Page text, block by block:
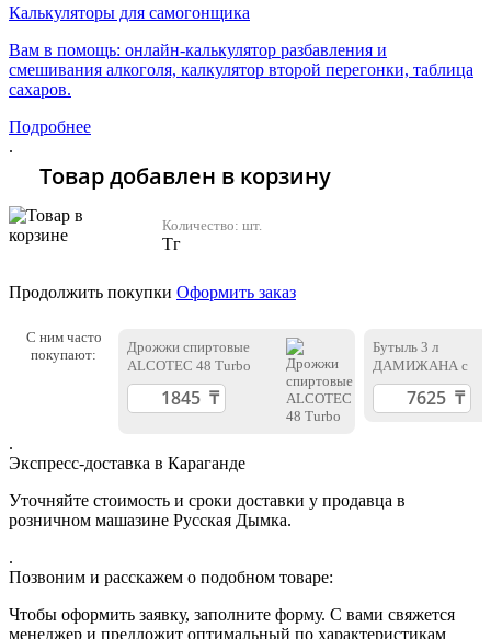
Калькуляторы для самогонщика
Вам в помощь: онлайн-калькулятор разбавления и
смешивания алкоголя, калкулятор второй перегонки, таблица
сахаров.
Подробнее
.
Товар добавлен в корзину
Количество: шт.
Тг
Продолжить покупки Оформить заказ
С ним часто
покупают:
Дрожжи спиртовые
ALCOTEC 48 Turbo
Бутыль 3 л
ДАМИЖАНА с
пробкой
.
Экспресс-доставка в Караганде
Уточняйте стоимость и сроки доставки у продавца в
розничном машазине Русская Дымка.
.
Позвоним и расскажем о подобном товаре:
Чтобы оформить заявку, заполните форму. С вами свяжется
менеджер и предложит оптимальный по характеристикам